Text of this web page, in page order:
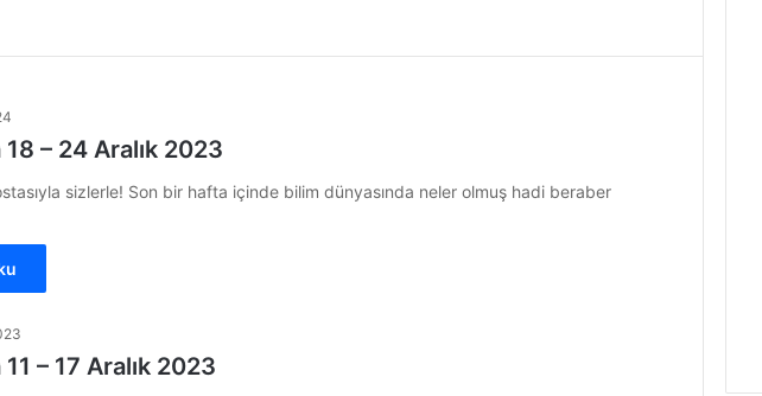
– 24 Aralık 2023
sizlerle! Son bir hafta içinde bilim dünyasında neler olmuş hadi beraber
– 17 Aralık 2023